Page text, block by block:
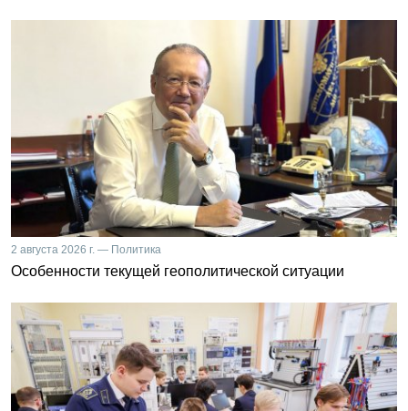
2 августа 2026 г. — Политика
Особенности текущей геополитической ситуации